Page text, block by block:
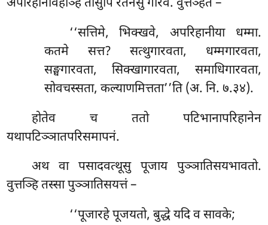
अपरिहानावहञ्हि तीसुपि रतनेसु गारवं. वुत्तञ्हेतं –
‘‘सत्तिमे, भिक्खवे, अपरिहानीया धम्मा.
कतमे सत्त? सत्थुगारवता, धम्मगारवता,
सङ्घगारवता, सिक्खागारवता, समाधिगारवता,
सोवचस्सता, कल्याणमित्तता’’ति (अ. नि. ७.३४).
होतेव च ततो पटिभानापरिहानेन
यथापटिञ्ञातपरिसमापनं.
अथ वा पसादवत्थूसु पूजाय पुञ्ञातिसयभावतो.
वुत्तञ्हि तस्सा पुञ्ञातिसयत्तं –
‘‘पूजारहे पूजयतो, बुद्धे यदि व सावके;